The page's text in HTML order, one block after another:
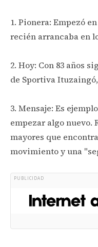
1. Pionera: Empezó
recién arrancaba en
2. Hoy: Con 83 años
de Sportiva
3. Mensaje: Es
empezar algo nuevo.
mayores que
movimiento y una
PUBLICIDAD